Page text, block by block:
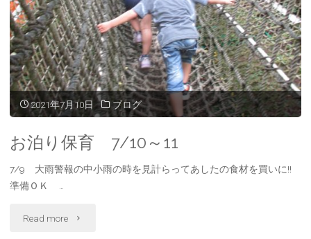
7/10
～
11
Ⅱ"
2021年7月10日
ブログ
お泊り保育 7/10～11
7/9 大雨警報の中小雨の時を見計らってあしたの食材を買いに!!
準備ＯＫ …
Read more "お